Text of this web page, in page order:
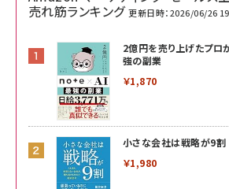
売れ筋ランキング 更新日時：2026/06/26
2億円を売り上げたプ
強の副業
￥1,870
小さな会社は戦略が9割
￥1,980